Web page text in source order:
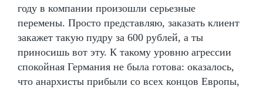
году в компании произошли серьезные
перемены. Просто представляю, заказать клиент
закажет такую пудру за 600 рублей, а ты
приносишь вот эту. К такому уровню агрессии
спокойная Германия не была готова: оказалось,
что анархисты прибыли со всех концов Европы,